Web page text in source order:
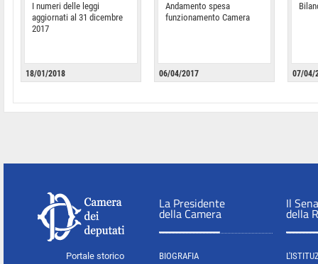
I numeri delle leggi
aggiornati al 31 dicembre
2017
18/01/2018
Andamento spesa
funzionamento Camera
06/04/2017 07/04/
Portale storico
La Presidente
della Camera
BIOGRAFIA
Il
della